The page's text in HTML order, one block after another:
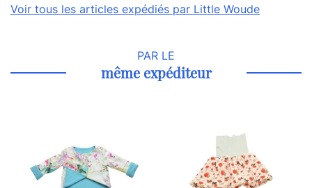
Voir tous les articles expédiés par Little Woude
PAR LE
même expéditeur